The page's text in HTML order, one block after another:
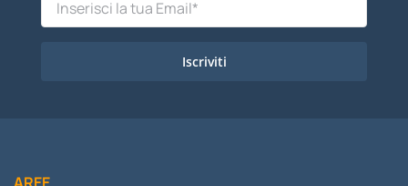
Iscriviti